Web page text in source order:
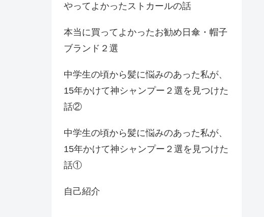
やってよかったストカールの話
本当に買ってよかったお勧め日傘・帽子
ブランド２選
中学生の頃から髪に悩みのあった私が、
15年かけて神シャンプー２選を見つけた
話②
中学生の頃から髪に悩みのあった私が、
15年かけて神シャンプー２選を見つけた
話①
自己紹介